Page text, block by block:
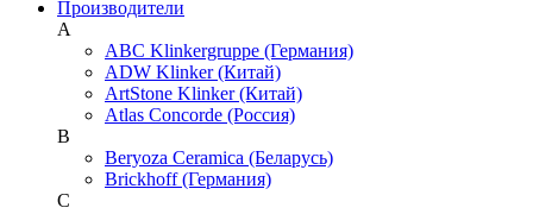
Производители
A
ABC Klinkergruppe (Германия)
ADW Klinker (Китай)
ArtStone Klinker (Китай)
Atlas Concorde (Россия)
B
Beryoza Ceramica (Беларусь)
Brickhoff (Германия)
C